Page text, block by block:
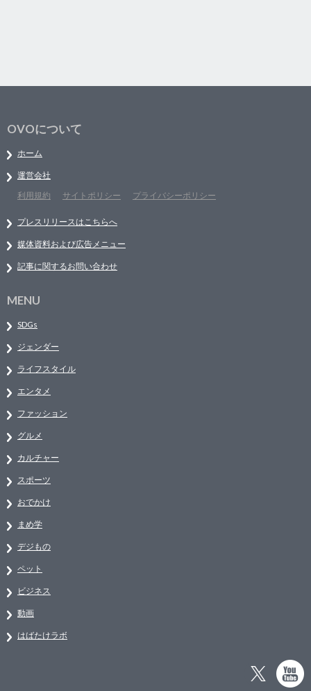
OVOについて
ホーム
運営会社
利用規約
サイトポリシー プライバシーポリシー
プレスリリースはこちらへ
媒体資料および広告メニュー
記事に関するお問い合わせ
MENU
SDGs
ジェンダー
ライフスタイル
エンタメ
ファッション
グルメ
カルチャー
スポーツ
おでかけ
まめ学
デジもの
ペット
ビジネス
動画
はばたけラボ